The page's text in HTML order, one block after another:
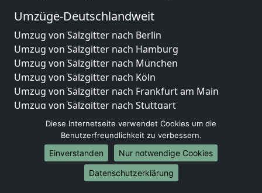
Umzüge-Deutschlandweit
Umzug von Salzgitter nach Berlin
Umzug von Salzgitter nach Hamburg
Umzug von Salzgitter nach München
Umzug von Salzgitter nach Köln
Umzug von Salzgitter nach Frankfurt am Main
Umzug von Salzgitter nach Stuttgart
Umzug von Salzgitter nach Düsseldorf
Umzug von Salzgitter nach Leipzig
Umzug von Salzgitter nach Dortmund
Umzug von Salzgitter nach Essen
Umzug von Salzgitter nach Bremen
Diese Internetseite verwendet Cookies um die
Benutzerfreundlichkeit zu verbessern.
Einverstanden
Nur notwendige Cookies
Datenschutzerklärung